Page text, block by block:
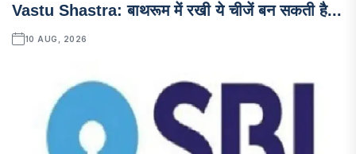
Vastu Shastra: बाथरूम में रखी ये चीजें बन सकती है...
10 AUG, 2026